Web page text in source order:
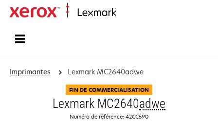
Imprimantes Lexmark MC2640adwe
FIN DE COMMERCIALISATION
Lexmark MC2640adwe
Numéro de référence: 42CC590